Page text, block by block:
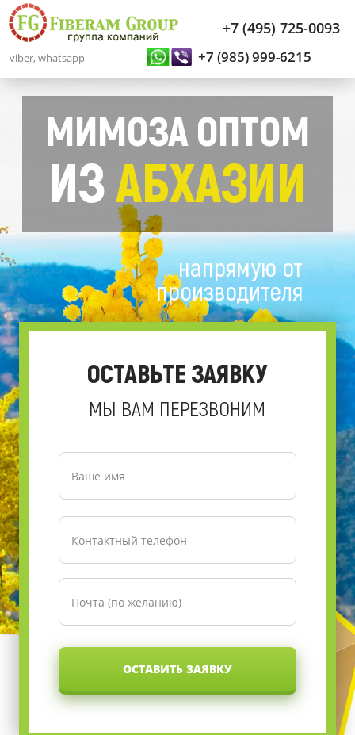
+7 (495) 725-0093
+7 (985) 999-6215
viber, whatsapp
ОСТАВИТЬ ЗАЯВКУ
ОСТАВЬТЕ ЗАЯВКУ
МЫ ВАМ ПЕРЕЗВОНИМ
напрямую от
производителя
МИМОЗА ОПТОМ
ИЗАБХАЗИИ